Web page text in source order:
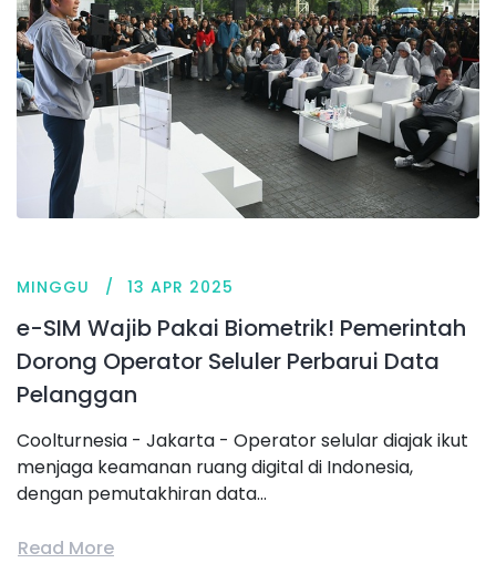
MINGGU 13 APR 2025
e-SIM Wajib Pakai Biometrik! Pemerintah
Dorong Operator Seluler Perbarui Data
Pelanggan
Coolturnesia - Jakarta - Operator selular diajak ikut
menjaga keamanan ruang digital di Indonesia,
dengan pemutakhiran data...
Read More